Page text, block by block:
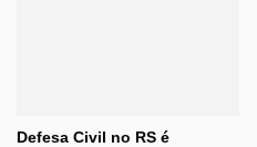
Defesa Civil no RS é